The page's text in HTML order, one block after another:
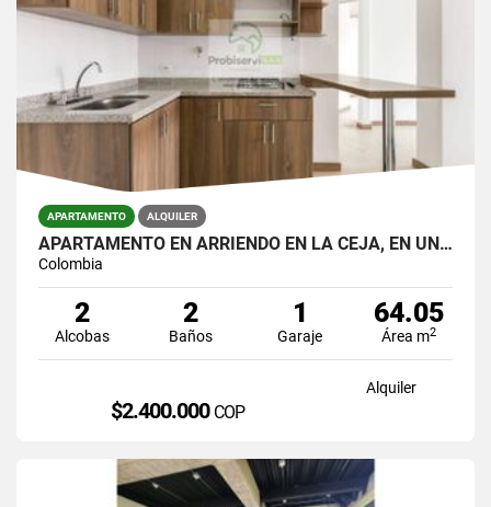
APARTAMENTO ALQUILER
APARTAMENTO EN ARRIENDO EN LA CEJA, EN UNIDAD CERRADA.
Colombia
2
Alcobas
2
Baños
1
Garaje
64.05
Área m2
Alquiler
$2.400.000 COP